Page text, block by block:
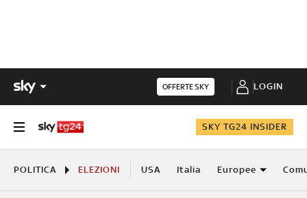
OFFERTE SKY LOGIN
SKY TG24 INSIDER
POLITICA ELEZIONI USA Italia Europee